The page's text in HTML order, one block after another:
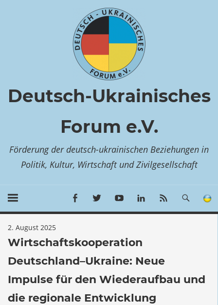
Deutsch-Ukrainisches
Forum e.V.
Förderung der deutsch-ukrainischen Beziehungen in
Politik, Kultur, Wirtschaft und Zivilgesellschaft
2. August 2025
Wirtschaftskooperation
Ukraine:
Impulse
für
Wirtschaftskooperation
Deutschland–Ukraine: Neue
Impulse für den Wiederaufbau und
die regionale Entwicklung